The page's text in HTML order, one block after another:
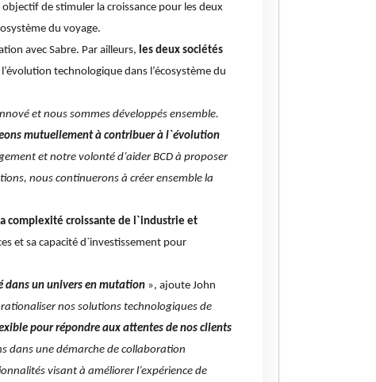
de stimuler la croissance pour les deux
du voyage.
avec Sabre. Par ailleurs, les deux sociétés
technologique dans l’écosystème du
et nous sommes développés ensemble.
mutuellement à contribuer à l`évolution
et notre volonté d’aider BCD à proposer
nous continuerons à créer ensemble la
complexité croissante de l`industrie et
et sa capacité d`investissement pour
un univers en mutation », ajoute John
nos solutions technologiques de
pour répondre aux attentes de nos clients
dans une démarche de collaboration
visant à améliorer l’expérience de